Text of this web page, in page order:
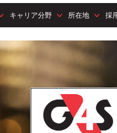
キャリア分野 所在地 採